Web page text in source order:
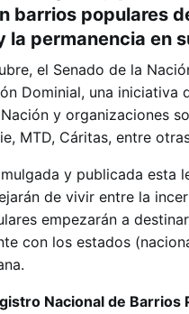
barrios populares
la permanencia en
el Senado de la
Dominial, una
y organizaciones
MTD, Cáritas, entre
y publicada esta
de vivir entre la
empezarán a
con los estados
Nacional de Barrios